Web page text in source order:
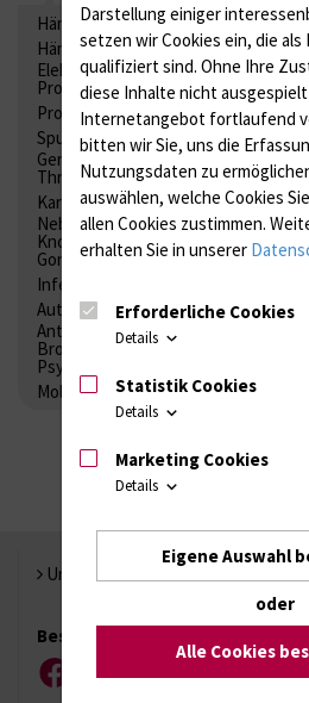
Hämatologie / Anämie
Hämoglobinelektrophorese
Elektrolyte, Enzyme, Substrate,
Proteine
Proteine
Lipide / Lipoproteine
Spurenelemente
Säuren-Basen-
Gerinnung / Gerinnungsaktivierung
Thrombozytenfunktion /
Kardiale Marker
Tumormarker
Nebenniere / Niere;
Knochen; Hypophyse / Wachstum;
Gonaden / Zyklus / Sterilität
Infektionsserologie
Autoimmundiagnostik
Antibiotika, Zystostatika,
Bronchospasmolytika, Antiepileptika,
Psychpharmaka
Molekulare Diagnostik
Universität Rostock
Besuchen Sie uns
FacebookInstagramYouTubeLinkedIn
Xing
Darstellung einiger
setzen wir Cookies ein, die
qualifiziert sind. Ohne Ihre
diese Inhalte nicht
Internetangebot fortlaufend
bitten wir Sie, uns die
Nutzungsdaten zu
auswählen, welche Cookies
allen Cookies zustimmen.
erhalten Sie in unserer
Erforderliche Cookies
Details
Statistik Cookies
Details
Marketing Cookies
Details
Eigene Auswahl
oder
Alle Cookies